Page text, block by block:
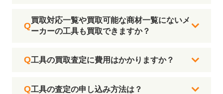
買取対応一覧や買取可能な商材一覧にないメ
ーカーの工具も買取できますか？
工具の買取査定に費用はかかりますか？
工具の査定の申し込み方法は？